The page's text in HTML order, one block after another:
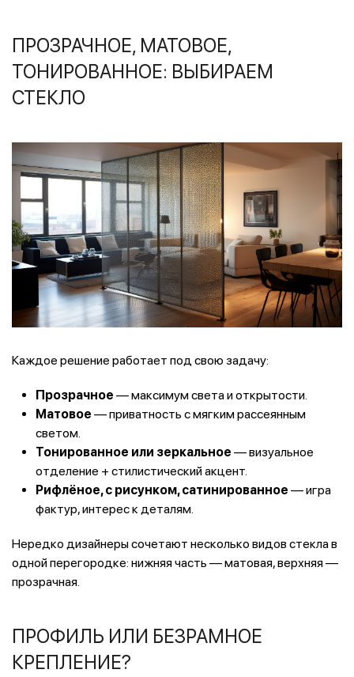
ПРОЗРАЧНОЕ, МАТОВОЕ,
ТОНИРОВАННОЕ: ВЫБИРАЕМ
СТЕКЛО
Каждое решение работает под свою задачу:
Прозрачное — максимум света и открытости.
Матовое — приватность с мягким рассеянным
светом.
Тонированное или зеркальное — визуальное
отделение + стилистический акцент.
Рифлёное, с рисунком, сатинированное — игра
фактур, интерес к деталям.
Нередко дизайнеры сочетают несколько видов стекла в
одной перегородке: нижняя часть — матовая, верхняя —
прозрачная.
ПРОФИЛЬ ИЛИ БЕЗРАМНОЕ
КРЕПЛЕНИЕ?